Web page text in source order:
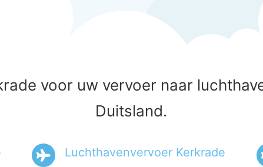
voor uw vervoer naar
Duitsland.
Luchthavenvervoer Kerkrade